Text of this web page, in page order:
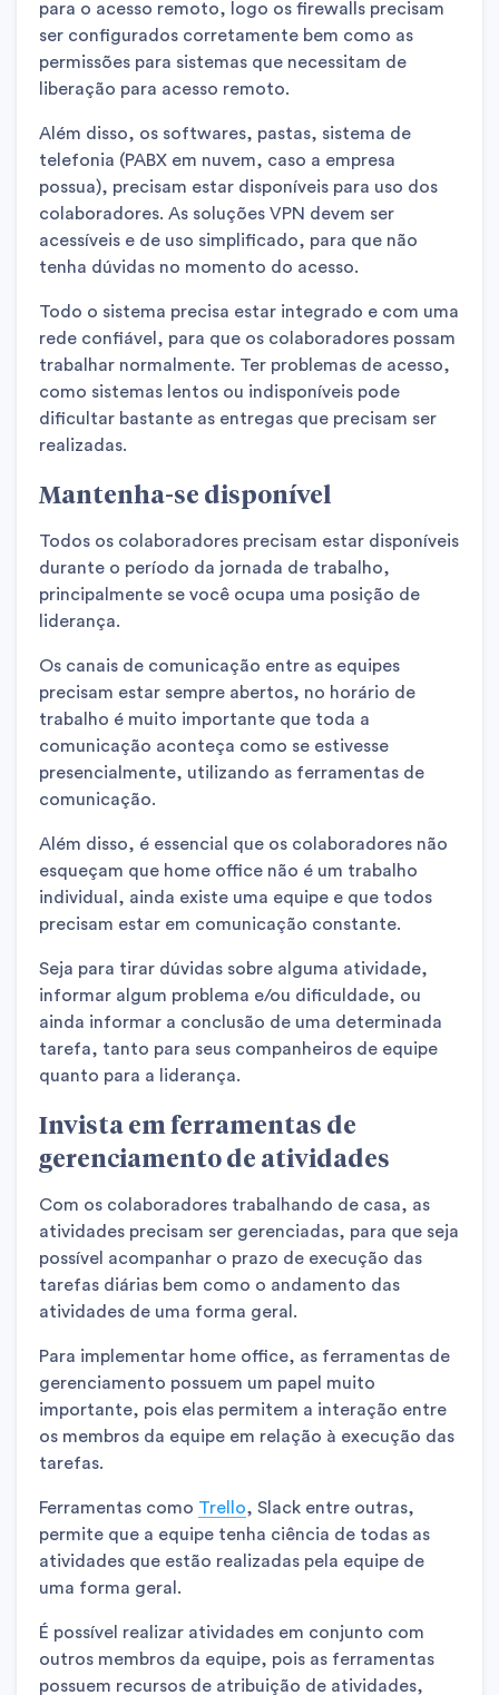
para o acesso remoto, logo os firewalls precisam
ser configurados corretamente bem como as
permissões para sistemas que necessitam de
liberação para acesso remoto.
Além disso, os softwares, pastas, sistema de
telefonia (PABX em nuvem, caso a empresa
possua), precisam estar disponíveis para uso dos
colaboradores. As soluções VPN devem ser
acessíveis e de uso simplificado, para que não
tenha dúvidas no momento do acesso.
Todo o sistema precisa estar integrado e com uma
rede confiável, para que os colaboradores possam
trabalhar normalmente. Ter problemas de acesso,
como sistemas lentos ou indisponíveis pode
dificultar bastante as entregas que precisam ser
realizadas.
Mantenha-se disponível
Todos os colaboradores precisam estar disponíveis
durante o período da jornada de trabalho,
principalmente se você ocupa uma posição de
liderança.
Os canais de comunicação entre as equipes
precisam estar sempre abertos, no horário de
trabalho é muito importante que toda a
comunicação aconteça como se estivesse
presencialmente, utilizando as ferramentas de
comunicação.
Além disso, é essencial que os colaboradores não
esqueçam que home office não é um trabalho
individual, ainda existe uma equipe e que todos
precisam estar em comunicação constante.
Seja para tirar dúvidas sobre alguma atividade,
informar algum problema e/ou dificuldade, ou
ainda informar a conclusão de uma determinada
tarefa, tanto para seus companheiros de equipe
quanto para a liderança.
Invista em ferramentas de
gerenciamento de atividades
Com os colaboradores trabalhando de casa, as
atividades precisam ser gerenciadas, para que seja
possível acompanhar o prazo de execução das
tarefas diárias bem como o andamento das
atividades de uma forma geral.
Para implementar home office, as ferramentas de
gerenciamento possuem um papel muito
importante, pois elas permitem a interação entre
os membros da equipe em relação à execução das
tarefas.
Ferramentas como Trello, Slack entre outras,
permite que a equipe tenha ciência de todas as
atividades que estão realizadas pela equipe de
uma forma geral.
É possível realizar atividades em conjunto com
outros membros da equipe, pois as ferramentas
possuem recursos de atribuição de atividades,